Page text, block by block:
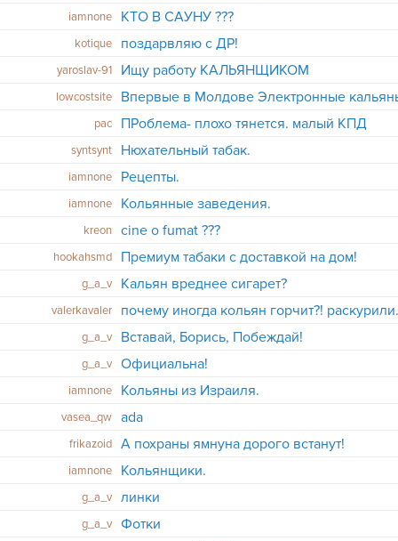
iamnone КТО В САУНУ ???
kotique поздарвляю с ДР!
yaroslav-91 Ищу работу КАЛЬЯНЩИКОМ
lowcostsite Впервые в Молдове Электронные
pac ПРоблема- плохо тянется. малый КПД
syntsynt Нюхательный табак.
iamnone Рецепты.
iamnone Кольянные заведения.
kreon cine o fumat ???
hookahsmd Премиум табаки с доставкой на дом!
g_a_v Кальян вреднее сигарет?
valerkavaler
g_a_v
Вставай, Борись, Побеждай!
g_a_v Официальна!
iamnone Кольяны из Израиля.
vasea_qw ada
frikazoid А похраны ямнуна дорого встанут!
iamnone Кольянщики.
g_a_v линки
g_a_v Фотки